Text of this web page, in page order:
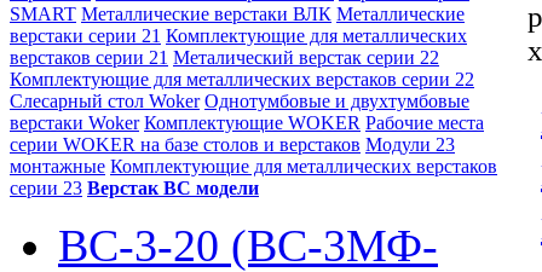
SMART Металлические верстаки ВЛК Металлические
верстаки серии 21 Комплектующие для металлических
верстаков серии 21 Металический верстак серии 22
Комплектующие для металлических верстаков серии 22
Слесарный стол Woker Однотумбовые и двухтумбовые
верстаки Woker Комплектующие WOKER Рабочие места
серии WOKER на базе столов и верстаков Модули 23
монтажные Комплектующие для металлических верстаков
серии 23 Верстак ВС модели
ВС-3-20 (ВС-3МФ-